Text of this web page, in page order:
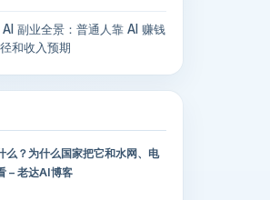
副业全景：普通人靠 AI 赚钱
和收入预期
么？为什么国家把它和水网、电
– 老达AI博客